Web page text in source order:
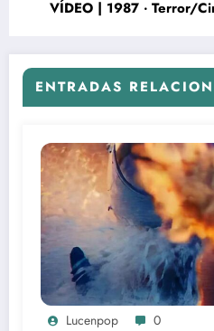
VÍDEO | 1987 ‧ Terror/
ENTRADAS
Lucenpop 0